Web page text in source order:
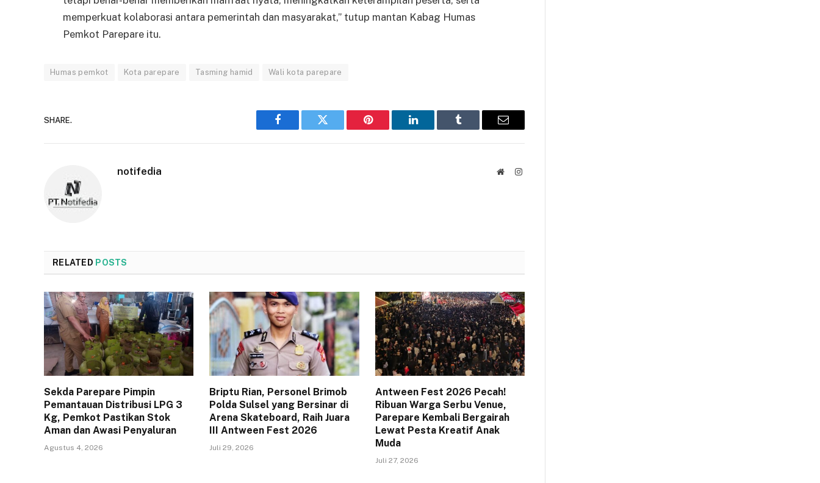
memperkuat kolaborasi antara pemerintah dan masyarakat,” tutup mantan Kabag Humas
Pemkot Parepare itu.
Humas pemkot Kota parepare Tasming hamid Wali kota parepare
SHARE.
Facebook Twitter Pinterest LinkedIn Tumblr Email
notifedia WebsiteInstagram
RELATED POSTS
Sekda Parepare Pimpin
Pemantauan Distribusi LPG 3
Kg, Pemkot Pastikan Stok
Aman dan Awasi Penyaluran
Agustus 4, 2026
Briptu Rian, Personel Brimob
Polda Sulsel yang Bersinar di
Arena Skateboard, Raih Juara
III Antween Fest 2026
Juli 29, 2026
Antween Fest 2026 Pecah!
Ribuan Warga Serbu Venue,
Parepare Kembali Bergairah
Lewat Pesta Kreatif Anak
Muda
Juli 27, 2026